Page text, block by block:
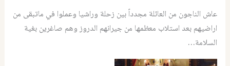
عاش الناجون من العائلة مجدداً بين زحلة وراشيا وعملوا في ماتبقى من
اراضيهم بعد استلاب معظمها من جيرانهم الدروز وهم صاغرين بغية
السلامة…